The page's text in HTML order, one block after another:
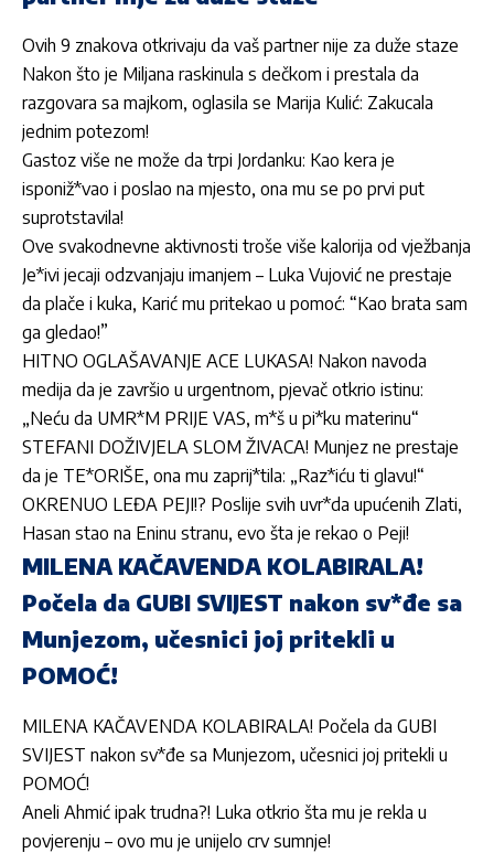
Ovih 9 znakova otkrivaju da vaš partner nije za duže staze
Nakon što je Miljana raskinula s dečkom i prestala da
razgovara sa majkom, oglasila se Marija Kulić: Zakucala
jednim potezom!
Gastoz više ne može da trpi Jordanku: Kao kera je
isponiž*vao i poslao na mjesto, ona mu se po prvi put
suprotstavila!
Ove svakodnevne aktivnosti troše više kalorija od vježbanja
Je*ivi jecaji odzvanjaju imanjem – Luka Vujović ne prestaje
da plače i kuka, Karić mu pritekao u pomoć: “Kao brata sam
ga gledao!”
HITNO OGLAŠAVANJE ACE LUKASA! Nakon navoda
medija da je završio u urgentnom, pjevač otkrio istinu:
„Neću da UMR*M PRIJE VAS, m*š u pi*ku materinu“
STEFANI DOŽIVJELA SLOM ŽIVACA! Munjez ne prestaje
da je TE*ORIŠE, ona mu zaprij*tila: „Raz*iću ti glavu!“
OKRENUO LEĐA PEJI!? Poslije svih uvr*da upućenih Zlati,
Hasan stao na Eninu stranu, evo šta je rekao o Peji!
MILENA KAČAVENDA KOLABIRALA!
Počela da GUBI SVIJEST nakon sv*đe sa
Munjezom, učesnici joj pritekli u
POMOĆ!
MILENA KAČAVENDA KOLABIRALA! Počela da GUBI
SVIJEST nakon sv*đe sa Munjezom, učesnici joj pritekli u
POMOĆ!
Aneli Ahmić ipak trudna?! Luka otkrio šta mu je rekla u
povjerenju – ovo mu je unijelo crv sumnje!